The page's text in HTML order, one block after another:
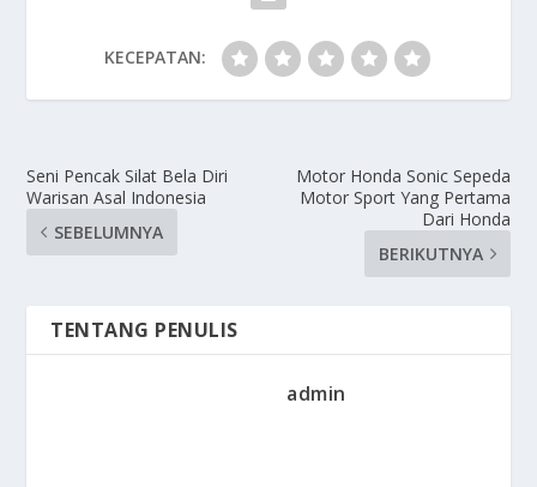
KECEPATAN:
Seni Pencak Silat Bela Diri
Warisan Asal Indonesia
SEBELUMNYA
Motor Honda Sonic Sepeda
Motor Sport Yang Pertama
Dari Honda
BERIKUTNYA
TENTANG PENULIS
admin